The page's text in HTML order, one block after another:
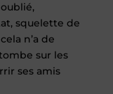
squelette de
n’a de
sur les
ses amis